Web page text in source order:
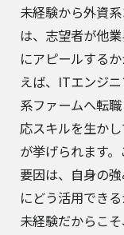
未経験から外資
は、志望者が他
にアピールする
えば、ITエンジ
系ファームへ転
応スキルを生か
が挙げられます
要因は、自身の
にどう活用でき
未経験だからこ